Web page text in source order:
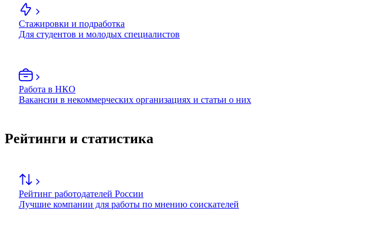
Стажировки и подработка
Для студентов и молодых специалистов
Работа в НКО
Вакансии в некоммерческих организациях и статьи о них
Рейтинги и статистика
Рейтинг работодателей России
Лучшие компании для работы по мнению соискателей